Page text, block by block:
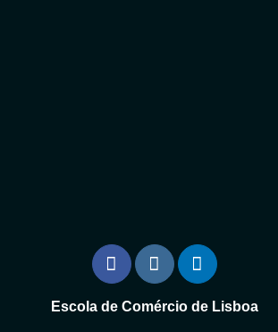
Escola de Comércio de Lisboa